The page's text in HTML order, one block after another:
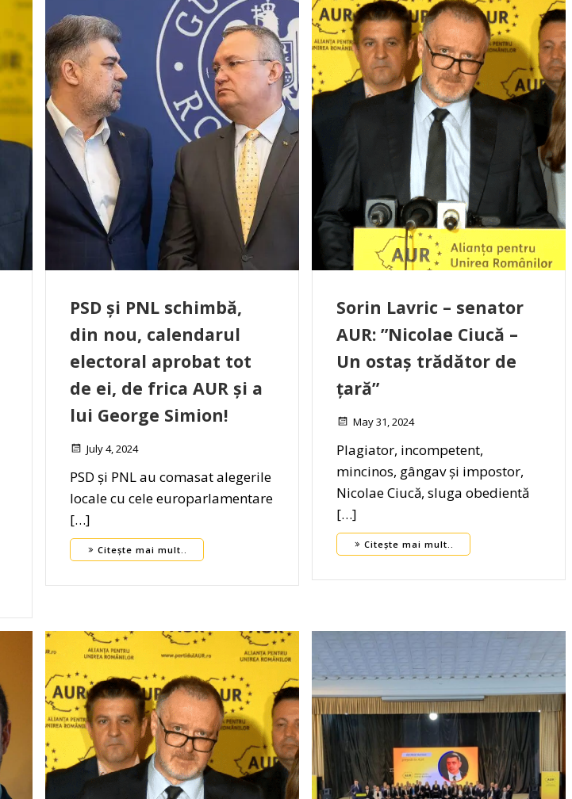
PSD și PNL schimbă,
din nou, calendarul
electoral aprobat tot
de ei, de frica AUR și a
lui George Simion!
July 4, 2024
PSD și PNL au comasat alegerile
locale cu cele europarlamentare
[…]
Citește mai mult..
Sorin Lavric – senator
AUR: ”Nicolae Ciucă –
Un ostaș trădător de
țară”
May 31, 2024
Plagiator, incompetent,
mincinos, gângav și impostor,
Nicolae Ciucă, sluga obedientă
[…]
Citește mai mult..